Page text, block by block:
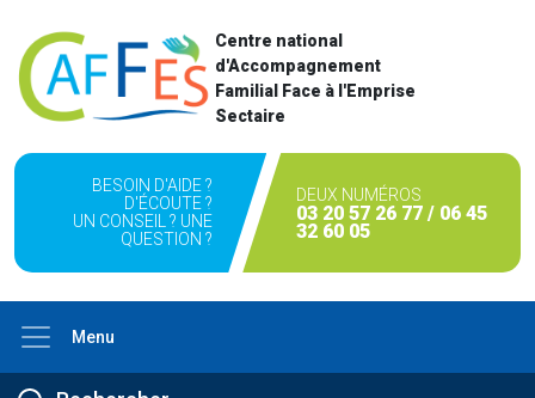
Centre national
d'Accompagnement
Familial Face à l'Emprise
Sectaire
BESOIN D'AIDE ?
D'ÉCOUTE ?
UN CONSEIL ? UNE
QUESTION ?
DEUX NUMÉROS
03 20 57 26 77 / 06 45
32 60 05
Menu